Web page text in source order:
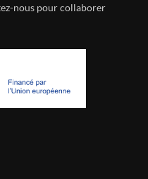
nous pour collaborer